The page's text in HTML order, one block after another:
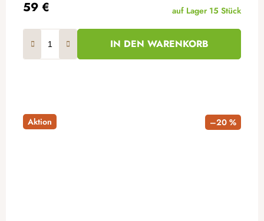
59 €
auf Lager 15 Stück
IN DEN WARENKORB
Aktion –20 %